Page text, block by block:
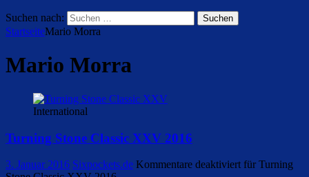
Suchen nach:
StartseiteMario Morra
Mario Morra
International
Turning Stone Classic XXV 2016
3. Januar 2016 Sixpockets.de Kommentare deaktiviert für Turning